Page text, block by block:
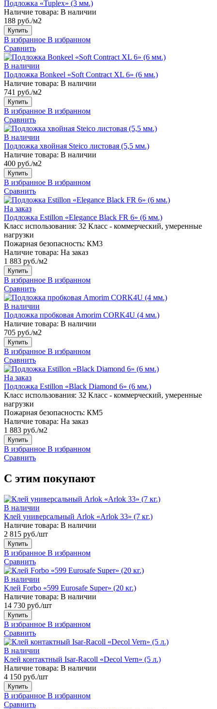
Подложка «Tuplex» (3 мм.)
Наличие товара: В наличии
188 руб./м2
Купить
В избранное В избранном
Сравнить
В наличии
Подложка Bonkeel «Soft Contract XL 6» (6 мм.)
Наличие товара: В наличии
741 руб./м2
Купить
В избранное В избранном
Сравнить
В наличии
Подложка хвойная Steico листовая (5,5 мм.)
Наличие товара: В наличии
400 руб./м2
Купить
В избранное В избранном
Сравнить
На заказ
Подложка Estillon «Elegance Black FR 6» (6 мм.)
Класс использования: 32 Класс - коммерческий, умеренные
нагрузки
Пожарная безопасность: КМ3
Наличие товара: На заказ
1 883 руб./м2
Купить
В избранное В избранном
Сравнить
В наличии
Подложка пробковая Amorim CORK4U (4 мм.)
Наличие товара: В наличии
705 руб./м2
Купить
В избранное В избранном
Сравнить
На заказ
Подложка Estillon «Black Diamond 6» (6 мм.)
Класс использования: 32 Класс - коммерческий, умеренные
нагрузки
Пожарная безопасность: КМ5
Наличие товара: На заказ
1 883 руб./м2
Купить
В избранное В избранном
Сравнить
С этим покупают
В наличии
Клей универсальный Arlok «Arlok 33» (7 кг.)
Наличие товара: В наличии
2 815 руб./шт
Купить
В избранное В избранном
Сравнить
В наличии
Клей Forbo «599 Eurosafe Super» (20 кг.)
Наличие товара: В наличии
14 730 руб./шт
Купить
В избранное В избранном
Сравнить
В наличии
Клей контактный Isar-Racoll «Decol Vern» (5 л.)
Наличие товара: В наличии
4 150 руб./шт
Купить
В избранное В избранном
Сравнить